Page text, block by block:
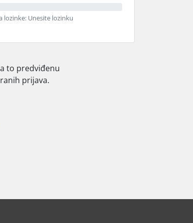
lozinke: Unesite lozinku
to predviđenu
prijava.